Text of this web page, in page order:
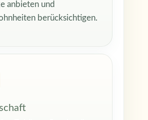
anbieten und
berücksichtigen.